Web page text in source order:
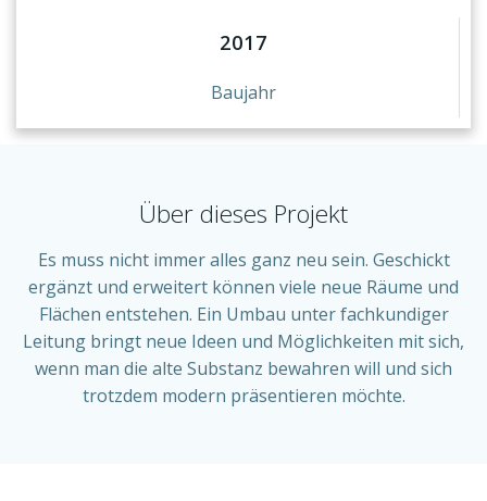
2017
Baujahr
Über dieses Projekt
Es muss nicht immer alles ganz neu sein. Geschickt
ergänzt und erweitert können viele neue Räume und
Flächen entstehen. Ein Umbau unter fachkundiger
Leitung bringt neue Ideen und Möglichkeiten mit sich,
wenn man die alte Substanz bewahren will und sich
trotzdem modern präsentieren möchte.